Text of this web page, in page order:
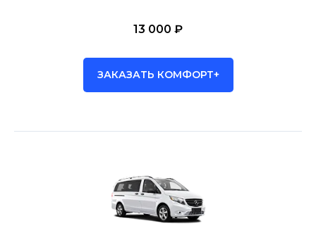
13 000 ₽
ЗАКАЗАТЬ КОМФОРТ+